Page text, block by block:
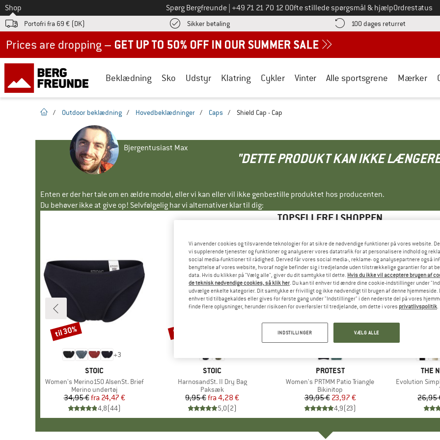
Til
Shop Spørg Bergfreunde Ring til os på
+49 71 21 70 12 0Ofte stillede spørgsmål & hjælpOrdrestatus
Portofri fra 69 € (DK) Sikker betalingFind betalingsoplysningerne her! Åbnes i en infoboks
100 dages returret Gå til
Beklædning Sko Udstyr Klatring Cykler Vinter Alle sportsgrene Mærker
Hjemmeside
/ Outdoor beklædning / Hovedbeklædninger / Caps / Shield Cap - Cap
Bjergentusiast Max
"DETTE PRODUKT KAN IKKE
Enten er der her tale om en ældre model, eller vi kan eller vil ikke genbestille produktet hos producenten.
Du behøver ikke at give op! Selvfølgelig har vi alternativer klar til dig:
TOPSELLERE I SHOPPEN
+3
MÆRKE
STOIC
Artikel
Women's Merino150 AlsenSt. Brief
Produktgruppe
Merino undertøj
Pris
34,95 € Nedsat pris
fra 24,47 €
4,8(44)
Rabat
til 30%
MÆRKE
STOIC
Artikel
HarnosandSt. II Dry Bag
Produktgruppe
Paksæk
Pris
9,95 € Nedsat pris
fra 4,28 €
5,0(2)
Rabat
57%
MÆRKE
PROTEST
Artikel
Women's PRTMM Patio Triangle
Produktgruppe
Bikinitop
Pris
39,95 €Nedsat pris
23,97 €
4,9(23)
Rabat
40%
THE
Artikel
Evolution
26,95
Vi anvender cookies og tilsvarende teknologier for at sikre de nødvendige funktioner på vores website.
vi supplerende tjenester og funktioner og analyserer vores datatrafik for at personalisere indhold og
social media-funktioner til rådighed. Derved får vores social media-, reklame- og analysepartnere også
benyttelse af vores website, hvoraf nogle befinder sig i tredjelande uden tilstrækkelige garantier for at
data. Hvis du klikker på "Vælg alle", giver du dit samtykke til dette. Hvis du ikke vil acceptere brugen af
de teknisk nødvendige cookies, så klik her. Du kan til enhver tid ændre dine cookie-indstillinger under
udvælge enkelte kategorier. Dit samtykke er frivilligt og ikke nødvendigt til brugen af denne hjemmeside.
enhver tid tilbagekaldes eller gives for første gang under "Indstillinger" i den nederste del på vores
finde flere oplysninger, herunder risikoen for overførsler til tredjelande, om dette i vores privatlivspolitik.
INDSTILLINGER VÆLG ALLE